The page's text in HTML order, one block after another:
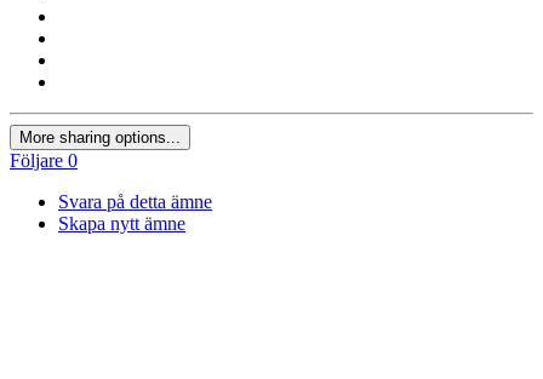
More sharing options...
Följare 0
Svara på detta ämne
Skapa nytt ämne